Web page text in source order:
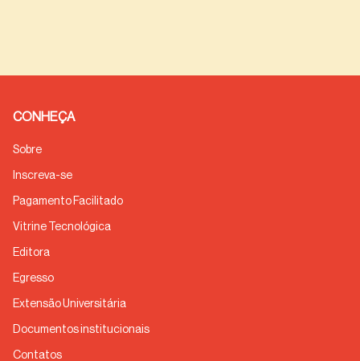
CONHEÇA
Sobre
Inscreva-se
Pagamento Facilitado
Vitrine Tecnológica
Editora
Egresso
Extensão Universitária
Documentos institucionais
Contatos